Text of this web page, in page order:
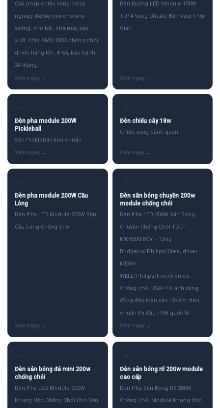
Giải pháp chiếu sáng công
nghiệp thế hệ mới cho nhà
xưởng, kho bãi, nhà máy sản
xuất. Chip SMD 2835 chống chói,
driver hãng lớn, IP65, bảo hành
24 tháng.
Đèn Đường LED Module 150W
TD14 Sáng Chuẩn, Bền Vượt Thời
Gian
✓
Đèn pha module 200W
Pickleball
Sân Pickleball tiêu chuẩn
✓
Đèn chiếu cây 18w
Chiếu sáng cảnh quan
✓
Đèn pha module 200W Cầu
Lông
Đèn Pha LED Module 200W Sân
Cầu Lông Chống Chói
✓
Đèn sân bóng chuyền 200w
module chống chói
Đèn Pha LED 200W Sân Bóng
Chuyền Chống Chói TDLF-
MKH200-BCV — Chip
Bridgelux/Philips/Cree, driver
MEAN
WELL/Philips/Inventronics.
Chống chói UGR<19, ánh sáng
đồng đều toàn sân 18×9m, tiêu
chuẩn thi đấu FIVB quốc tế
✓
Đèn sân bóng đá mini 200w
chống chói
Đèn Pha LED Module 200W
Khung Hộp Chống Chói Cho Sân
✓
Đèn sân bóng rổ 200w module
cao cấp
Đèn Pha Sân Bóng Rổ 200W
Chống Chói Module Khung Hộp